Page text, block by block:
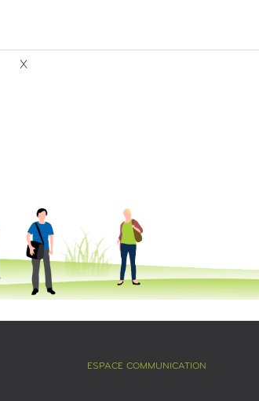
X
ESPACE COMMUNICATION